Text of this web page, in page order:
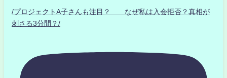
/プロジェクトA子さんも注目？ なぜ私は入会拒否？真相が
刺さる3分間？/